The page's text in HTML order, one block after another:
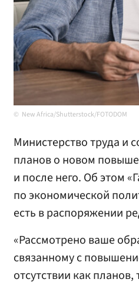
New Africa/Shutterstock/FOTODOM
Министерство труда и
планов о новом
и после него. Об этом
по экономической
есть в распоряжении
«Рассмотрено ваше
связанному с
отсутствии как